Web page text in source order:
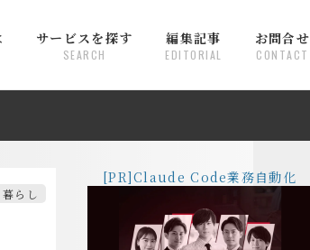
サービスを探す
SEARCH
編集記事
EDITORIAL
お問合せ
CONTACT
らし
[PR]Claude Code業務自動化